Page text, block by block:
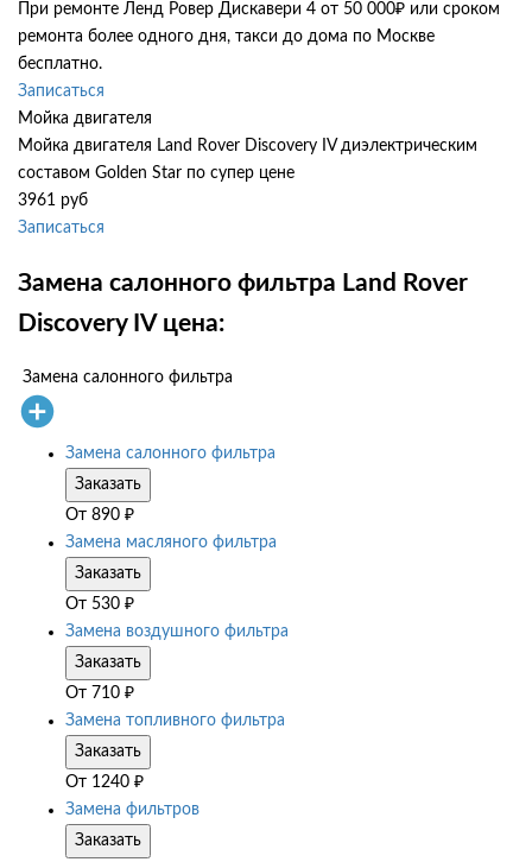
При ремонте Ленд Ровер Дискавери 4 от 50 000₽ или сроком
ремонта более одного дня, такси до дома по Москве
бесплатно.
Записаться
Мойка двигателя
Мойка двигателя Land Rover Discovery IV диэлектрическим
составом Golden Star по супер цене
3961 руб
Записаться
Замена салонного фильтра Land Rover
Discovery IV цена:
Замена салонного фильтра
Замена салонного фильтра
Заказать
От 890 ₽
Замена масляного фильтра
Заказать
От 530 ₽
Замена воздушного фильтра
Заказать
От 710 ₽
Замена топливного фильтра
Заказать
От 1240 ₽
Замена фильтров
Заказать